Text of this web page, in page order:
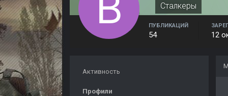
Сталкеры
ПУБЛИКАЦИЙ
54 12
Активность
Профили